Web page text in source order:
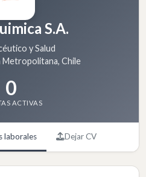
S.A.
y Salud
Metropolitana, Chile
0
ACTIVAS
laborales Dejar CV